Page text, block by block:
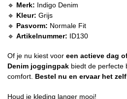
🔹 Merk: Indigo Denim
🔹 Kleur: Grijs
🔹 Pasvorm: Normale Fit
🔹 Artikelnummer: ID130
Of je nu kiest voor een actieve dag
Denim joggingpak biedt de perfecte
comfort. Bestel nu en ervaar het
Houd je kleding langer mooi!